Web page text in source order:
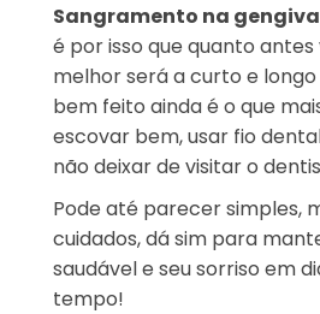
Sangramento na
é por isso que quanto
melhor será a curto e
bem feito ainda é o que
escovar bem, usar fio
não deixar de visitar o
Pode até parecer simples,
cuidados, dá sim para
saudável e seu sorriso em
tempo!